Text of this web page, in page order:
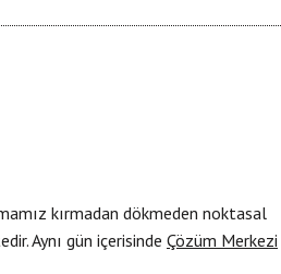
kırmadan dökmeden noktasal
Aynı gün içerisinde Çözüm Merkezi